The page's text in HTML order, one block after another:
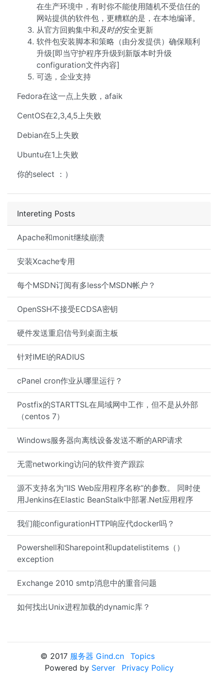
Intereting Posts
Apache和monit继续崩溃
安装Xcache专用
每个MSDN订阅有多less个MSDN帐户？
OpenSSH不接受ECDSA密钥
硬件发送重启信号到桌面主板
针对IMEI的RADIUS
cPanel cron作业从哪里运行？
Postfix的STARTTSL在局域网中工作，但不是从外部
（centos 7）
Windows服务器向离线设备发送不断的ARP请求
无需networking访问的软件资产跟踪
源不支持名为“IIS Web应用程序名称”的参数。 同时使
用Jenkins在Elastic BeanStalk中部署.Net应用程序
我们能configurationHTTP响应代docker吗？
Powershell和Sharepoint和updatelistitems（）
exception
Exchange 2010 smtp消息中的重音问题
如何找出Unix进程加载的dynamic库？
在生产环境中，有时你不能使用随机不受信任的
网站提供的软件包，更糟糕的是，在本地编译。
从官方回购集中和及时的安全更新
软件包安装脚本和策略（由分发提供）确保顺利
升级[即当守护程序升级到新版本时升级
configuration文件内容]
可选，企业支持
Fedora在这一点上失败，afaik
CentOS在2,3,4,5上失败
Debian在5上失败
Ubuntu在1上失败
你的select ：）
© 2017 服务器 Gind.cn
Topics
Powered by Server Privacy Policy